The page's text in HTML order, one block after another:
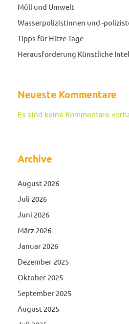
Müll und Umwelt
Wasserpolizistinnen und -
Tipps für Hitze-Tage
Herausforderung Künstliche
Neueste Kommentare
Es sind keine Kommentare
Archive
August 2026
Juli 2026
Juni 2026
März 2026
Januar 2026
Dezember 2025
Oktober 2025
September 2025
August 2025